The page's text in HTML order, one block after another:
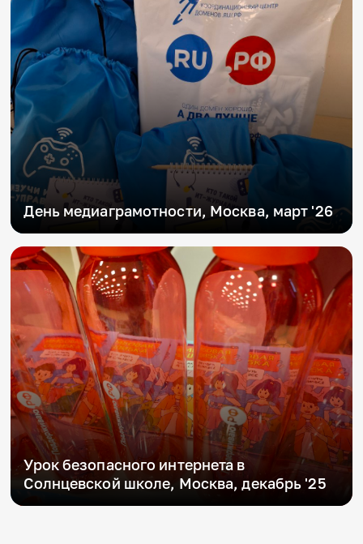
День медиаграмотности, Москва, март '26
Урок безопасного интернета в
Солнцевской школе, Москва, декабрь '25